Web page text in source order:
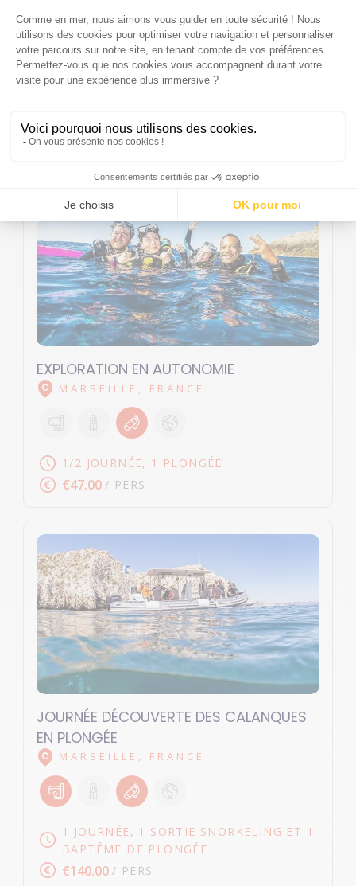
SORTIE EASYBREATH DIVE
MARSEILLE, FRANCE
€90.00 / PERS
EXPLORATION EN AUTONOMIE
MARSEILLE, FRANCE
1/2 JOURNÉE, 1 PLONGÉE
€47.00 / PERS
JOURNÉE DÉCOUVERTE DES CALANQUES
EN PLONGÉE
MARSEILLE, FRANCE
1 JOURNÉE, 1 SORTIE SNORKELING ET 1
BAPTÊME DE PLONGÉE
€140.00 / PERS